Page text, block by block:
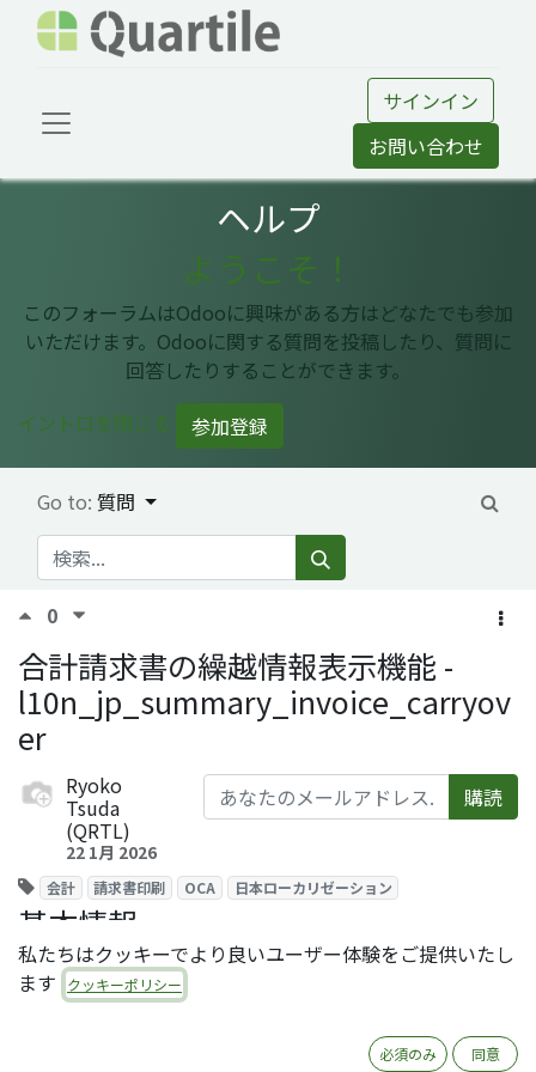
サインイン
お問い合わせ
ヘルプ
ようこそ！
このフォーラムはOdooに興味がある方はどなたでも参加
いただけます。Odooに関する質問を投稿したり、質問に
回答したりすることができます。
イントロを閉じる
参加登録
Go to: 質問
0
合計請求書の繰越情報表示機能 -
l10n_jp_summary_invoice_carryov
er
Ryoko
Tsuda
(QRTL)
22 1月 2026
購読
会計 請求書印刷 OCA 日本ローカリゼーション
基本情報
モジュール名: l10n_jp_summary_invoice_carryover
ライセンス: AGPL-3
https://github.com/OCA/l10n-japan
私たちはクッキーでより良いユーザー体験をご提供いたし
ます
クッキーポリシー
必須のみ 同意